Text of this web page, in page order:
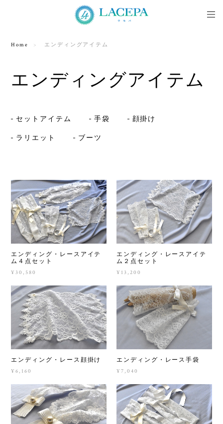
Home エンディングアイテム
エンディングアイテム
セットアイテム 手袋 顔掛け
ラリエット ブーツ
エンディング・レースアイテ
ム４点セット
¥30,580
エンディング・レースアイテ
ム２点セット
¥13,200
エンディング・レース顔掛け
¥6,160
エンディング・レース手袋
¥7,040